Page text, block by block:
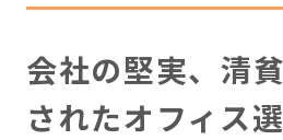
会社の堅実、清
されたオフィス選